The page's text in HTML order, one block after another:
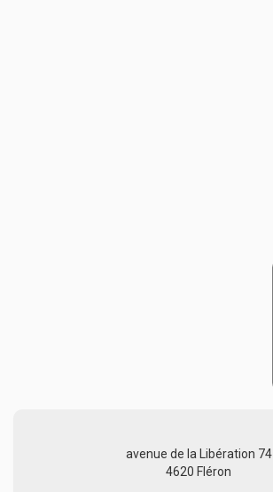
avenue de la Libération 74
4620 Fléron